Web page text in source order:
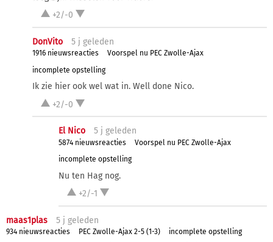
+2/-0
DonVito 5 j geleden
1916 nieuwsreacties
Voorspel nu PEC Zwolle-Ajax
incomplete opstelling
Ik zie hier ook wel wat in. Well done Nico.
+2/-0
El Nico 5 j geleden
5874 nieuwsreacties
Voorspel nu PEC Zwolle-Ajax
incomplete opstelling
Nu ten Hag nog.
+2/-1
maas1plas 5 j geleden
934 nieuwsreacties PEC Zwolle-Ajax 2-5 (1-3) incomplete opstelling